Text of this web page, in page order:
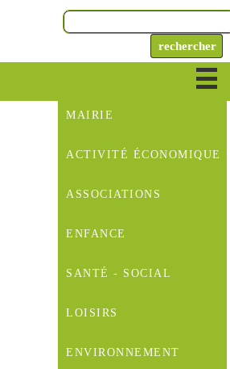
MAIRIE
ACTIVITÉ ÉCONOMIQUE
ASSOCIATIONS
ENFANCE
SANTÉ - SOCIAL
LOISIRS
ENVIRONNEMENT